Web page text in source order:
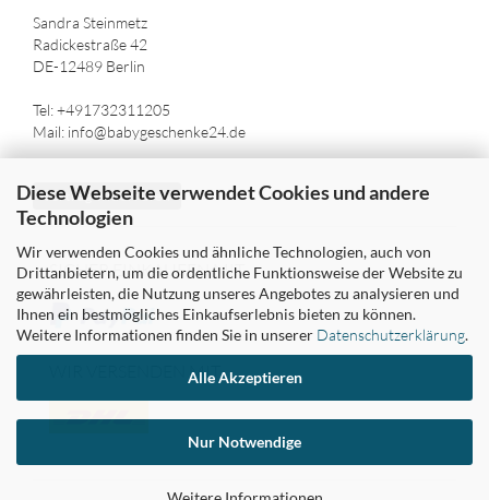
Diese Webseite verwendet Cookies und andere
Technologien
Wir verwenden Cookies und ähnliche Technologien, auch von
Drittanbietern, um die ordentliche Funktionsweise der Website zu
gewährleisten, die Nutzung unseres Angebotes zu analysieren und
Ihnen ein bestmögliches Einkaufserlebnis bieten zu können.
Weitere Informationen finden Sie in unserer Datenschutzerklärung.
Alle Akzeptieren
Nur Notwendige
Sandra Steinmetz
Radickestraße 42
DE-12489 Berlin
Tel: +491732311205
Mail: info@babygeschenke24.de
Vertrag widerrufen
SICHER EINKAUFEN MIT
WIR VERSENDEN MIT